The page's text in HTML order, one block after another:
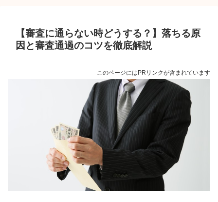
【審査に通らない時どうする？】落ちる原
因と審査通過のコツを徹底解説
このページにはPRリンクが含まれています